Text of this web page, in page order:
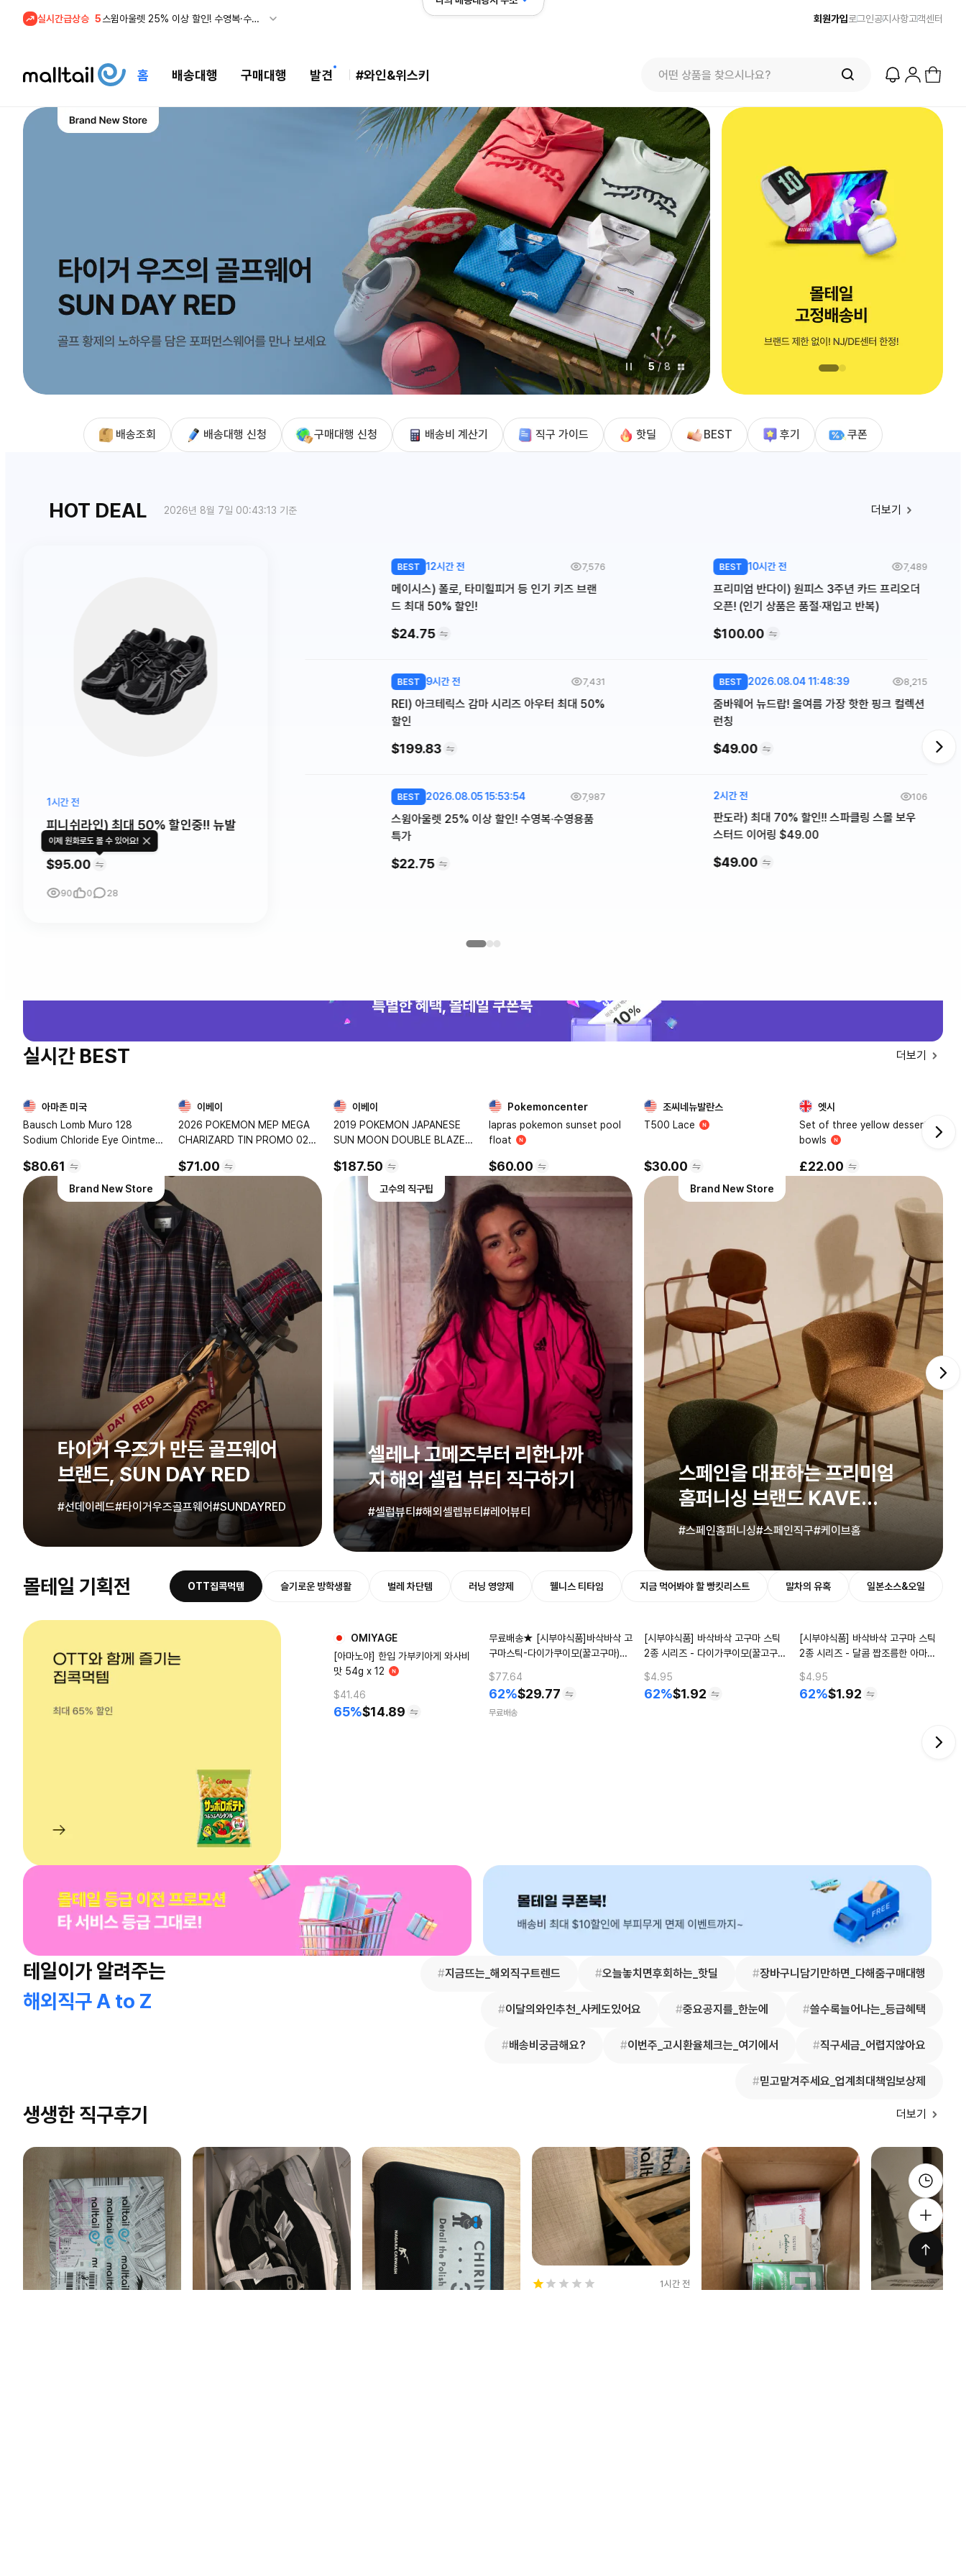
실시간급상승 5
스윔아울렛 25% 이상 할인! 수영복·수영용품 특가
회원가입로그인공지사항고객센터
홈 배송대행 구매대행 발견 #와인&위스키
5 / 8
배송조회 배송대행 신청 구매대행 신청 배송비 계산기 직구 가이드 핫딜 BEST 후기 쿠폰
HOT DEAL 2026년 8월 7일 00:43:13 기준 더보기
1시간 전
피니쉬라인) 최대 50% 할인중!! 뉴발
란스 1906R $95.00
$95.00
이제 원화로도 볼 수 있어요!
90 0 28
BEST 12시간 전
메이시스) 폴로, 타미힐피거 등 인기 키즈 브랜
드 최대 50% 할인!
$24.75
7,576 BEST 10시간 전
프리미엄 반다이) 원피스 3주년 카드 프리오더
오픈! (인기 상품은 품절·재입고 반복)
$100.00
7,489
BEST 9시간 전
REI) 아크테릭스 감마 시리즈 아우터 최대 50%
할인
$199.83
7,431 BEST 2026.08.04 11:48:39
줌바웨어 뉴드랍! 올여름 가장 핫한 핑크 컬렉션
런칭
$49.00
8,215
BEST 2026.08.05 15:53:54
스윔아울렛 25% 이상 할인! 수영복·수영용품
특가
$22.75
7,987 2시간 전
판도라) 최대 70% 할인!! 스파클링 스몰 보우
스터드 이어링 $49.00
$49.00
106
실시간 BEST 더보기
1
아마존 미국
Bausch Lomb Muro 128
Sodium Chloride Eye Ointment
edema relief, hypertonic saline
ointment, reduces eye
swelling, overnight eye care, 2
$80.61
2
이베이
2026 POKEMON MEP MEGA
CHARIZARD TIN PROMO 029
10
$71.00
3
이베이
2019 POKEMON JAPANESE
SUN MOON DOUBLE BLAZE
$187.50
4Pokemoncenter
lapras pokemon sunset pool
float
$60.00
5조씨네뉴발란스
T500 Lace
$30.00
6
엣시
Set of three yellow dessert
bowls
£22.00
Brand New Store
타이거 우즈가 만든 골프웨어
브랜드, SUN DAY RED
#선데이레드#타이거우즈골프웨어#SUNDAYRED
고수의 직구팁
셀레나 고메즈부터 리한나까
지 해외 셀럽 뷰티 직구하기
#셀럽뷰티#해외셀렙뷰티 #레어뷰티
Brand New Store
스페인을 대표하는 프리미엄
홈퍼니싱 브랜드 KAVE
HOME
#스페인홈퍼니싱#스페인직구#케이브홈
몰테일 기획전 OTT집콕먹템 슬기로운 방학생활 벌레 차단템 러닝 영양제 웰니스 티타임 지금 먹어봐야 할 빵킷리스트 말차의 유혹 일본소스&오일
OMIYAGE
[아마노야] 한입 가부키아게 와사비
맛 54g x 12
$41.46
65%$14.89
무료배송★ [시부야식품]바삭바삭 고
구마스틱-다이가쿠이모(꿀고구마)맛
$77.64
62%$29.77
무료배송
[시부야식품] 바삭바삭 고구마 스틱
2종 시리즈 - 다이가쿠이모(꿀고구
$4.95
62%$1.92
[시부야식품] 바삭바삭 고구마 스틱
2종 시리즈 - 달콤 짭조름한 아마시
$4.95
62%$1.92
테일이가 알려주는
해외직구 A to Z
#지금뜨는_해외직구트렌드 #오늘놓치면후회하는_핫딜 #장바구니담기만하면_다해줌구매대행
#이달의와인추천_사케도있어요 #중요공지를_한눈에 #쓸수록늘어나는_등급혜택
#배송비궁금해요? #이번주_고시환율체크는_여기에서 #직구세금_어렵지않아요
#믿고맡겨주세요_업계최대책임보상제
생생한 직구후기 더보기
1시간 전